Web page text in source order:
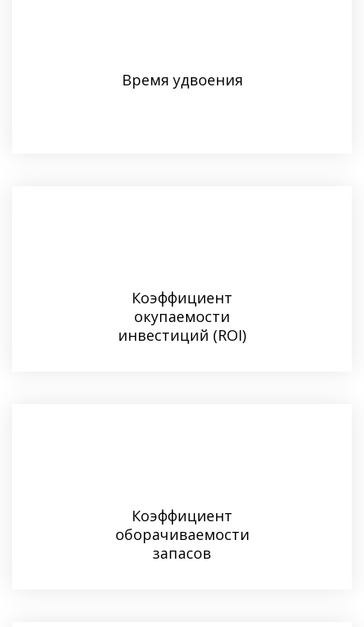
Время удвоения
Коэффициент
окупаемости
инвестиций (ROI)
Коэффициент
оборачиваемости
запасов